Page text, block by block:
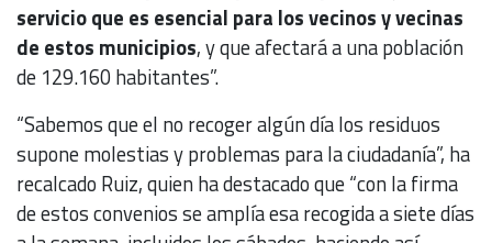
servicio que es esencial para los vecinos y vecinas
de estos municipios, y que afectará a una población
de 129.160 habitantes”.
“Sabemos que el no recoger algún día los residuos
supone molestias y problemas para la ciudadanía”, ha
recalcado Ruiz, quien ha destacado que “con la firma
de estos convenios se amplía esa recogida a siete días